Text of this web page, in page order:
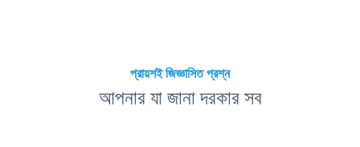
প্রায়শই জিজ্ঞাসিত প্রশ্ন
আপনার যা জানা দরকার সব